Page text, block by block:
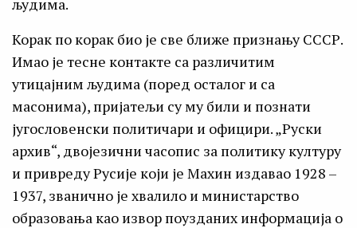
људима.
Корак по корак био је све ближе признању СССР.
Имао је тесне контакте са различитим
утицајним људима (поред осталог и са
масонима), пријатељи су му били и познати
југословенски политичари и официри. „Руски
архив“, двојезични часопис за политику културу
и привреду Русије који је Махин издавао 1928 –
1937, званично је хвалило и министарство
образовања као извор поузданих информација о